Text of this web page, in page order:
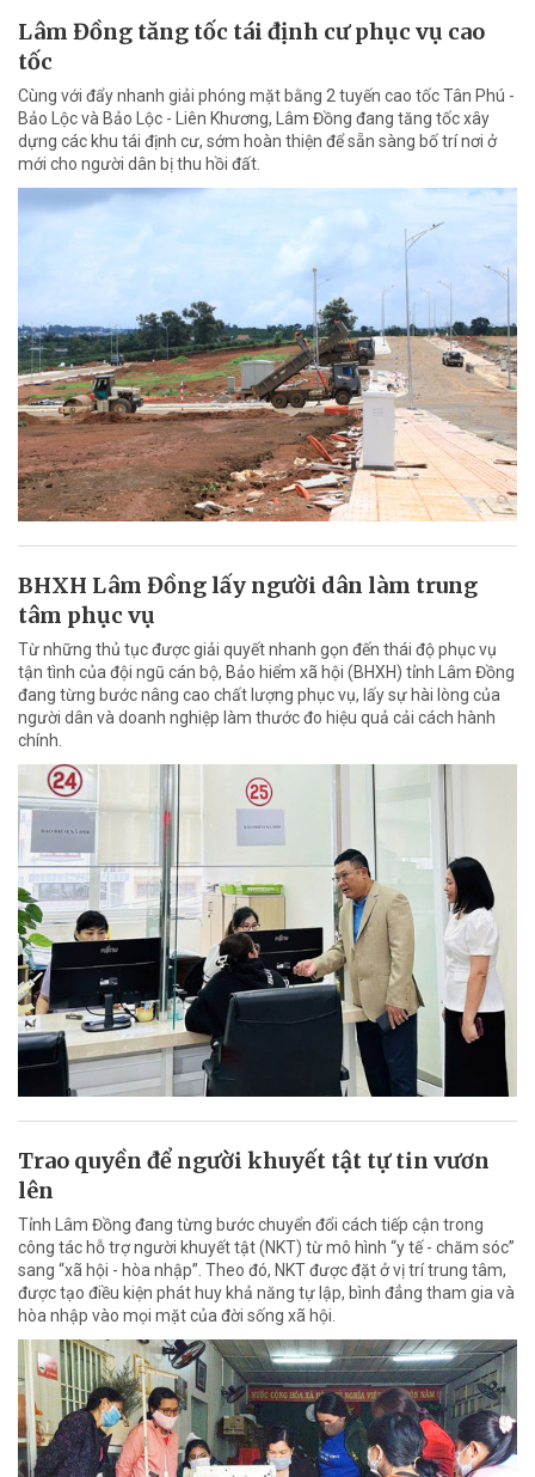
Lâm Đồng tăng tốc tái định cư phục vụ cao
tốc
Cùng với đẩy nhanh giải phóng mặt bằng 2 tuyến cao tốc Tân Phú -
Bảo Lộc và Bảo Lộc - Liên Khương, Lâm Đồng đang tăng tốc xây
dựng các khu tái định cư, sớm hoàn thiện để sẵn sàng bố trí nơi ở
mới cho người dân bị thu hồi đất.
BHXH Lâm Đồng lấy người dân làm trung
tâm phục vụ
Từ những thủ tục được giải quyết nhanh gọn đến thái độ phục vụ
tận tình của đội ngũ cán bộ, Bảo hiểm xã hội (BHXH) tỉnh Lâm Đồng
đang từng bước nâng cao chất lượng phục vụ, lấy sự hài lòng của
người dân và doanh nghiệp làm thước đo hiệu quả cải cách hành
chính.
Trao quyền để người khuyết tật tự tin vươn
lên
Tỉnh Lâm Đồng đang từng bước chuyển đổi cách tiếp cận trong
công tác hỗ trợ người khuyết tật (NKT) từ mô hình “y tế - chăm sóc”
sang “xã hội - hòa nhập”. Theo đó, NKT được đặt ở vị trí trung tâm,
được tạo điều kiện phát huy khả năng tự lập, bình đẳng tham gia và
hòa nhập vào mọi mặt của đời sống xã hội.